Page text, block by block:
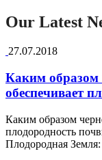
Our Latest
27.07.2018
Каким образом
обеспечивает
Каким образом
плодородность
Плодородная Земля: